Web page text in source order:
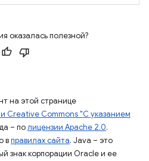
оказалась полезной?
на этой странице
Creative Commons "С указанием
– полицензии Apache 2.0.
вправилах сайта. Java – это
знак корпорации Oracle и ее